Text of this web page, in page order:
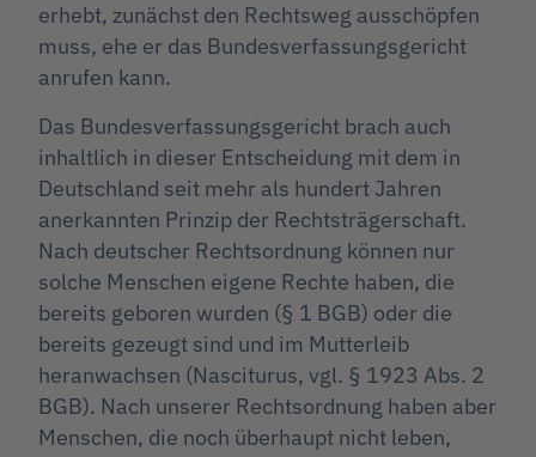
erhebt, zunächst den Rechtsweg ausschöpfen
muss, ehe er das Bundesverfassungsgericht
anrufen kann.
Das Bundesverfassungsgericht brach auch
inhaltlich in dieser Entscheidung mit dem in
Deutschland seit mehr als hundert Jahren
anerkannten Prinzip der Rechtsträgerschaft.
Nach deutscher Rechtsordnung können nur
solche Menschen eigene Rechte haben, die
bereits geboren wurden (§ 1 BGB) oder die
bereits gezeugt sind und im Mutterleib
heranwachsen (Nasciturus, vgl. § 1923 Abs. 2
BGB). Nach unserer Rechtsordnung haben aber
Menschen, die noch überhaupt nicht leben,